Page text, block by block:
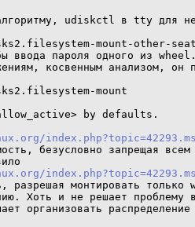
udiskctl в tty для
mount-other-
ввода пароля одного из
косвенным анализом,
mount
by defaults.
безусловно запрещая
разрешая монтировать
Хоть и не решает проблему
организовать